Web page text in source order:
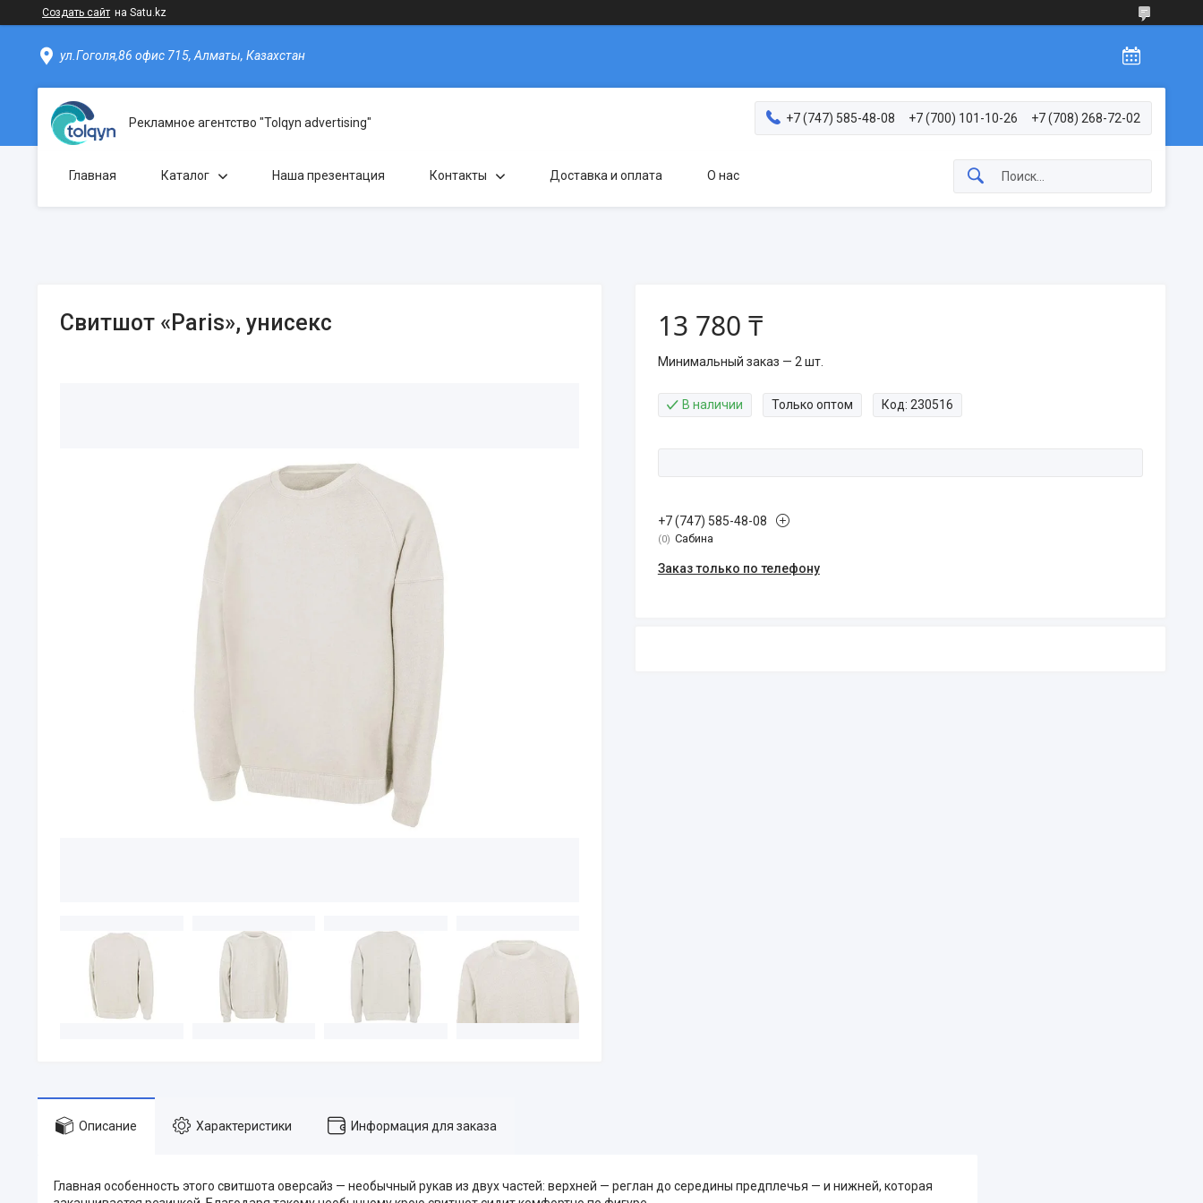
Создать сайт на Satu.kz
ул.Гоголя,86 офис 715, Алматы, Казахстан
Рекламное агентство "Tolqyn advertising" +7 (747) 585-48-08 +7 (700) 101-10-26 +7 (708) 268-72-02
Главная Каталог Наша презентация Контакты Доставка и оплата О нас
Свитшот «Paris», унисекс 13 780 ₸
Минимальный заказ — 2 шт.
В наличии Только оптом Код: 230516
+7 (747) 585-48-08
0 Сабина
Заказ только по телефону
Описание Характеристики Информация для заказа
Главная особенность этого свитшота оверсайз — необычный рукав из двух частей: верхней — реглан до середины предплечья — и нижней, которая